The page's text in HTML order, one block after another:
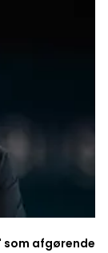
afgørende